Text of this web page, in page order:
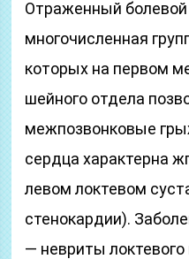
Отраженный
многочисленная
которых на первом
шейного отдела
межпозвонковые
сердца характерна
левом локтевом
стенокардии).
— невриты локтевого